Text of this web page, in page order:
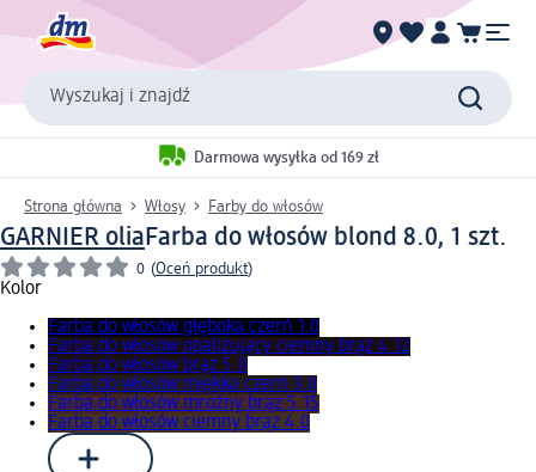
Wyszukaj i znajdź
Darmowa wysyłka od 169 zł
Strona główna Włosy Farby do włosów
GARNIER oliaFarba do włosów blond 8.0, 1 szt.
0 (Oceń produkt)
Kolor
Farba do włosów głęboka czerń 1.0
Farba do włosów opalizujący ciemny brąz 4.12
Farba do włosów brąz 5.0
Farba do włosów miękka czerń 3.0
Farba do włosów mroźny brąz 5.15
Farba do włosów ciemny brąz 4.0